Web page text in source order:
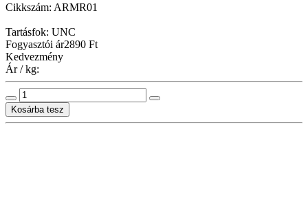
Cikkszám: ARMR01
Tartásfok: UNC
Fogyasztói ár2890 Ft
Kedvezmény
Ár / kg: